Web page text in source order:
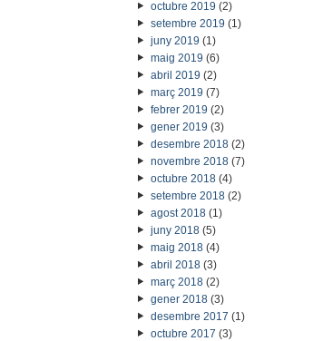
octubre 2019 (2)
setembre 2019 (1)
juny 2019 (1)
maig 2019 (6)
abril 2019 (2)
març 2019 (7)
febrer 2019 (2)
gener 2019 (3)
desembre 2018(2)
novembre 2018(7)
octubre 2018(4)
setembre 2018(2)
agost 2018(1)
juny 2018(5)
maig 2018(4)
abril 2018(3)
març 2018(2)
gener 2018(3)
desembre 2017 (1)
octubre 2017 (3)